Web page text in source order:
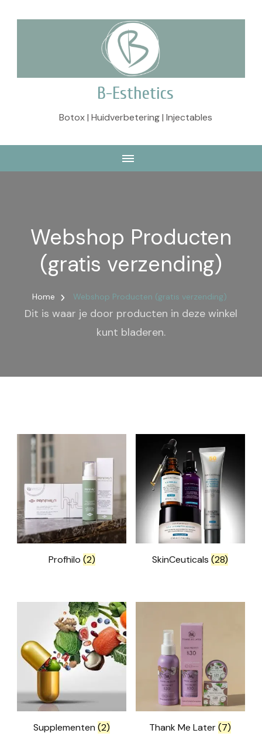
B-Esthetics
Botox | Huidverbetering | Injectables
Webshop Producten
(gratis verzending)
Dit is waar je door producten in deze winkel
kunt bladeren.
Home Webshop Producten (gratis verzending)
Profhilo (2) SkinCeuticals(28)
Supplementen(2) Thank Me Later(7)